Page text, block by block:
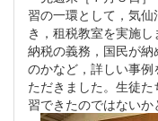
習の一環として，気
き，租税教室を実施し
納税の義務，国民が
のかなど，詳しい事
ただきました。生徒
習できたのではないか